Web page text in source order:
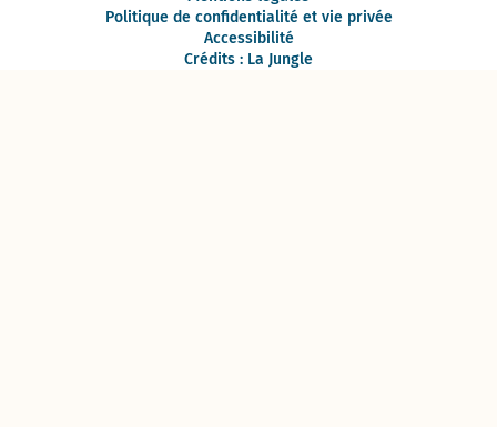
Politique de confidentialité et vie privée
Accessibilité
Crédits : La Jungle